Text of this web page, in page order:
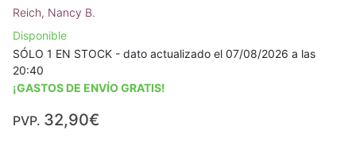
Reich, Nancy B.
Disponible
SÓLO 1 EN STOCK - dato actualizado el 07/08/2026 a las
20:40
¡GASTOS DE ENVÍO GRATIS!
PVP. 32,90€